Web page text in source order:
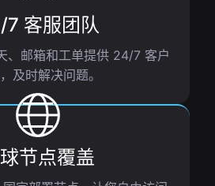
客服团队
、邮箱和工单提供 24/7 客户
及时解决问题。
节点覆盖